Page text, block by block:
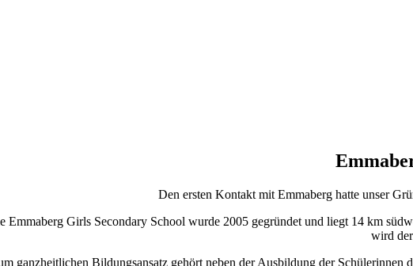
Den ersten Kontakt mit Emmaberg hatte unser
Emmaberg Girls Secondary School wurde 2005 gegründet und liegt 14 km
wird
ganzheitlichen Bildungsansatz gehört neben der Ausbildung der